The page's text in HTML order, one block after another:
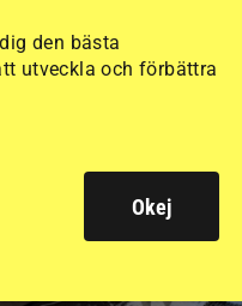
den bästa
utveckla och förbättra
Okej